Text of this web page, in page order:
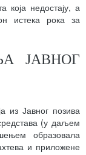
која недостају, а
истека рока за
ЈАВНОГ
из Јавног позива
(у даљем
образовала
и приложене